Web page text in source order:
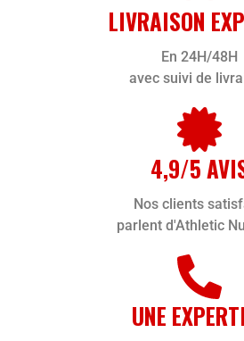
LIVRAISON
En 24H/48H
avec suivi de
4,9/5
Nos clients
parlent d'Athletic
UNE